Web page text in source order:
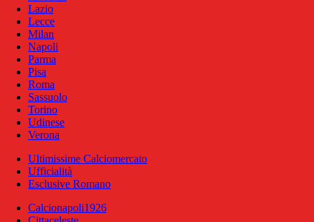
Lazio
Lecce
Milan
Napoli
Parma
Pisa
Roma
Sassuolo
Torino
Udinese
Verona
Ultimissime Calciomercato
Ufficialità
Esclusive Romano
Calcionapoli1926